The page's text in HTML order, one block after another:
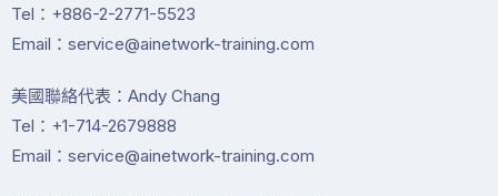
Tel：+886-2-2771-5523
Email：service@ainetwork-training.com
美國聯絡代表：Andy Chang
Tel：+1-714-2679888
Email：service@ainetwork-training.com